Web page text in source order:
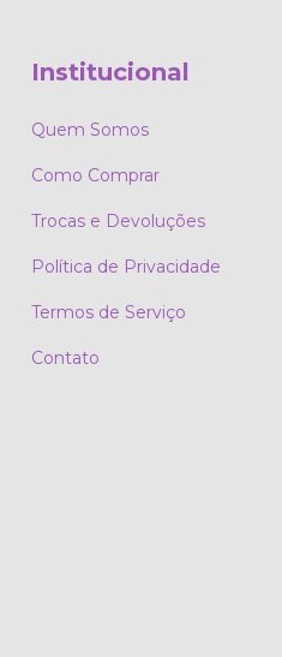
Institucional
Quem Somos
Como Comprar
Trocas e Devoluções
Política de Privacidade
Termos de Serviço
Contato